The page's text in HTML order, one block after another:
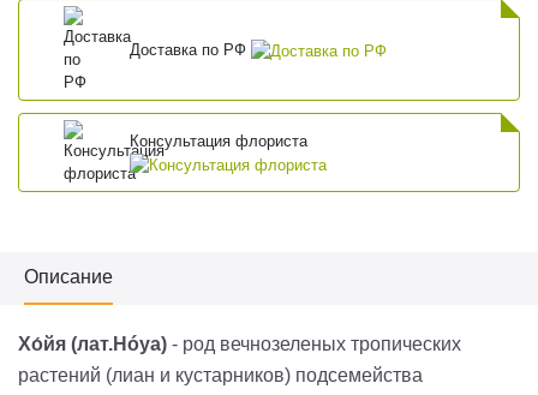
Доставка по РФ
Консультация флориста
Описание
Хо́йя (лат.Hóya) - род вечнозеленых тропических
растений (лиан и кустарников) подсемейства